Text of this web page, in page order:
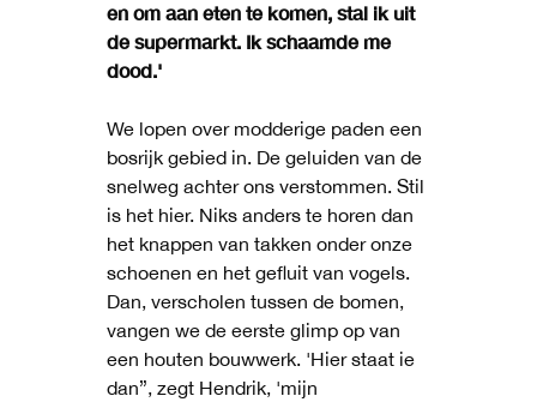
en om aan eten te komen, stal ik uit
de supermarkt. Ik schaamde me
dood.'
We lopen over modderige paden een
bosrijk gebied in. De geluiden van de
snelweg achter ons verstommen. Stil
is het hier. Niks anders te horen dan
het knappen van takken onder onze
schoenen en het gefluit van vogels.
Dan, verscholen tussen de bomen,
vangen we de eerste glimp op van
een houten bouwwerk. 'Hier staat ie
dan”, zegt Hendrik, 'mijn